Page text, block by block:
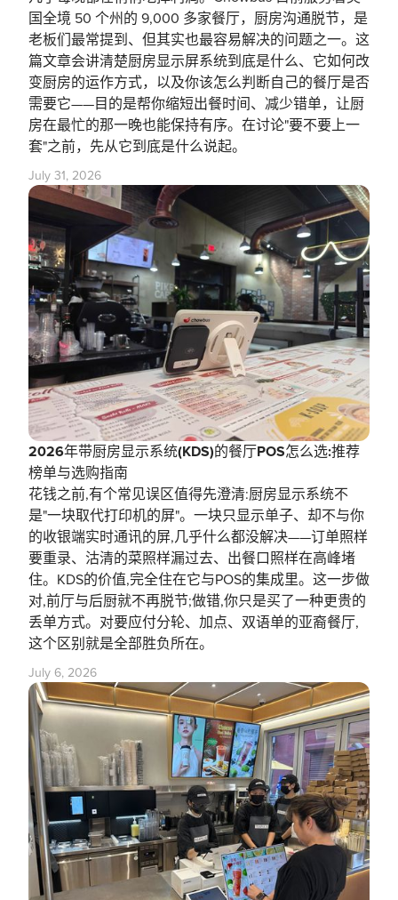
国全境 50 个州的 9,000 多家餐厅，厨房沟通脱节，是
老板们最常提到、但其实也最容易解决的问题之一。这
篇文章会讲清楚厨房显示屏系统到底是什么、它如何改
变厨房的运作方式，以及你该怎么判断自己的餐厅是否
需要它——目的是帮你缩短出餐时间、减少错单，让厨
房在最忙的那一晚也能保持有序。在讨论"要不要上一
套"之前，先从它到底是什么说起。
July 31, 2026
2026年带厨房显示系统(KDS)的餐厅POS怎么选:推荐
榜单与选购指南
花钱之前,有个常见误区值得先澄清:厨房显示系统不
是"一块取代打印机的屏"。一块只显示单子、却不与你
的收银端实时通讯的屏,几乎什么都没解决——订单照样
要重录、沽清的菜照样漏过去、出餐口照样在高峰堵
住。KDS的价值,完全住在它与POS的集成里。这一步做
对,前厅与后厨就不再脱节;做错,你只是买了一种更贵的
丢单方式。对要应付分轮、加点、双语单的亚裔餐厅,
这个区别就是全部胜负所在。
July 6, 2026